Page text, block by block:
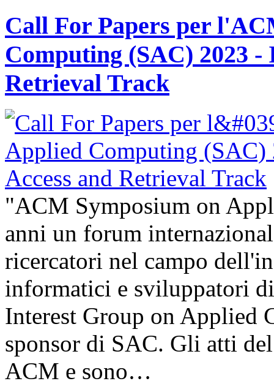
Call For Papers per
Computing (SAC) 2023
Retrieval Track
"ACM Symposium on
anni un forum
ricercatori nel campo
informatici e sviluppatori
Interest Group on Applied
sponsor di SAC. Gli atti
ACM e sono…